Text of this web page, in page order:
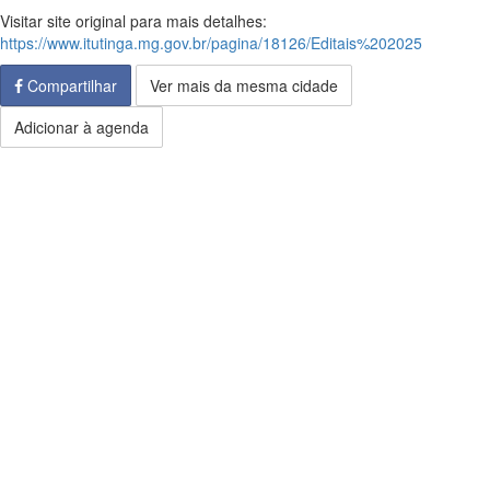
Visitar site original para mais detalhes:
https://www.itutinga.mg.gov.br/pagina/18126/Editais%202025
Compartilhar
Ver mais da mesma cidade
Adicionar à agenda